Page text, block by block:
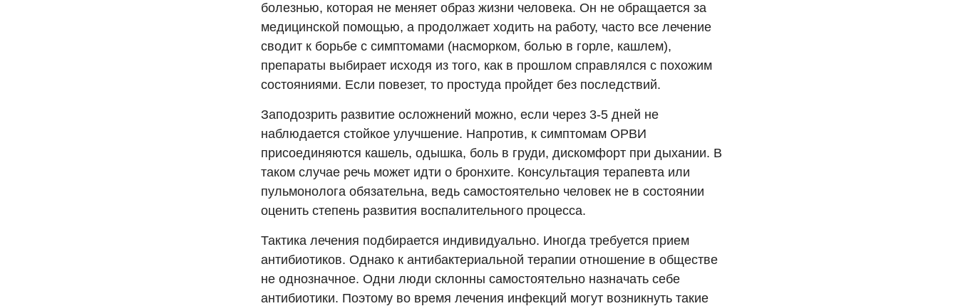
болезнью, которая не меняет образ жизни человека. Он не обращается за
медицинской помощью, а продолжает ходить на работу, часто все лечение
сводит к борьбе с симптомами (насморком, болью в горле, кашлем),
препараты выбирает исходя из того, как в прошлом справлялся с похожим
состояниями. Если повезет, то простуда пройдет без последствий.
Заподозрить развитие осложнений можно, если через 3-5 дней не
наблюдается стойкое улучшение. Напротив, к симптомам ОРВИ
присоединяются кашель, одышка, боль в груди, дискомфорт при дыхании. В
таком случае речь может идти о бронхите. Консультация терапевта или
пульмонолога обязательна, ведь самостоятельно человек не в состоянии
оценить степень развития воспалительного процесса.
Тактика лечения подбирается индивидуально. Иногда требуется прием
антибиотиков. Однако к антибактериальной терапии отношение в обществе
не однозначное. Одни люди склонны самостоятельно назначать себе
антибиотики. Поэтому во время лечения инфекций могут возникнуть такие